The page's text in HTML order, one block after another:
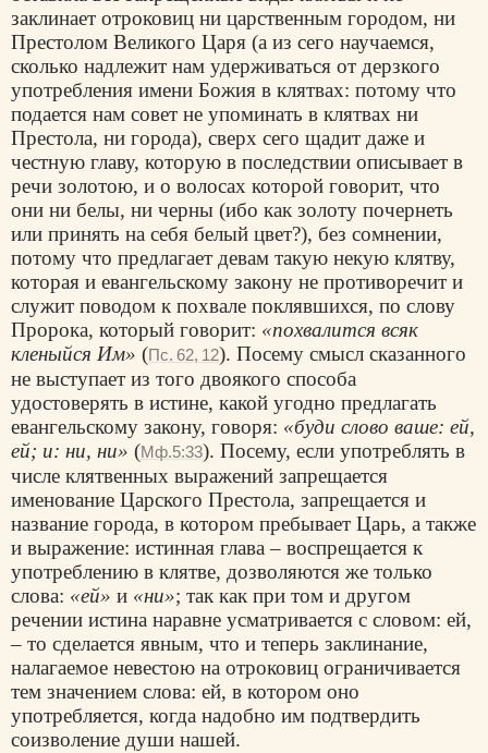
заклинает отроковиц ни царственным городом, ни
Престолом Великого Царя (а из сего научаемся,
сколько надлежит нам удерживаться от дерзкого
употребления имени Божия в клятвах: потому что
подается нам совет не упоминать в клятвах ни
Престола, ни города), сверх сего щадит даже и
честную главу, которую в последствии описывает в
речи золотою, и о волосах которой говорит, что
они ни белы, ни черны (ибо как золоту почернеть
или принять на себя белый цвет?), без сомнении,
потому что предлагает девам такую некую клятву,
которая и евангельскому закону не противоречит и
служит поводом к похвале поклявшихся, по слову
Пророка, который говорит: «похвалится всяк
кленыйся Им» (Пс. 62, 12). Посему смысл сказанного
не выступает из того двоякого способа
удостоверять в истине, какой угодно предлагать
евангельскому закону, говоря: «буди слово ваше: ей,
ей; и: ни, ни» (Мф.5:33). Посему, если употреблять в
числе клятвенных выражений запрещается
именование Царского Престола, запрещается и
название города, в котором пребывает Царь, а также
и выражение: истинная глава – воспрещается к
употреблению в клятве, дозволяются же только
слова: «ей» и «ни»; так как при том и другом
речении истина наравне усматривается с словом: ей,
– то сделается явным, что и теперь заклинание,
налагаемое невестою на отроковиц ограничивается
тем значением слова: ей, в котором оно
употребляется, когда надобно им подтвердить
соизволение души нашей.